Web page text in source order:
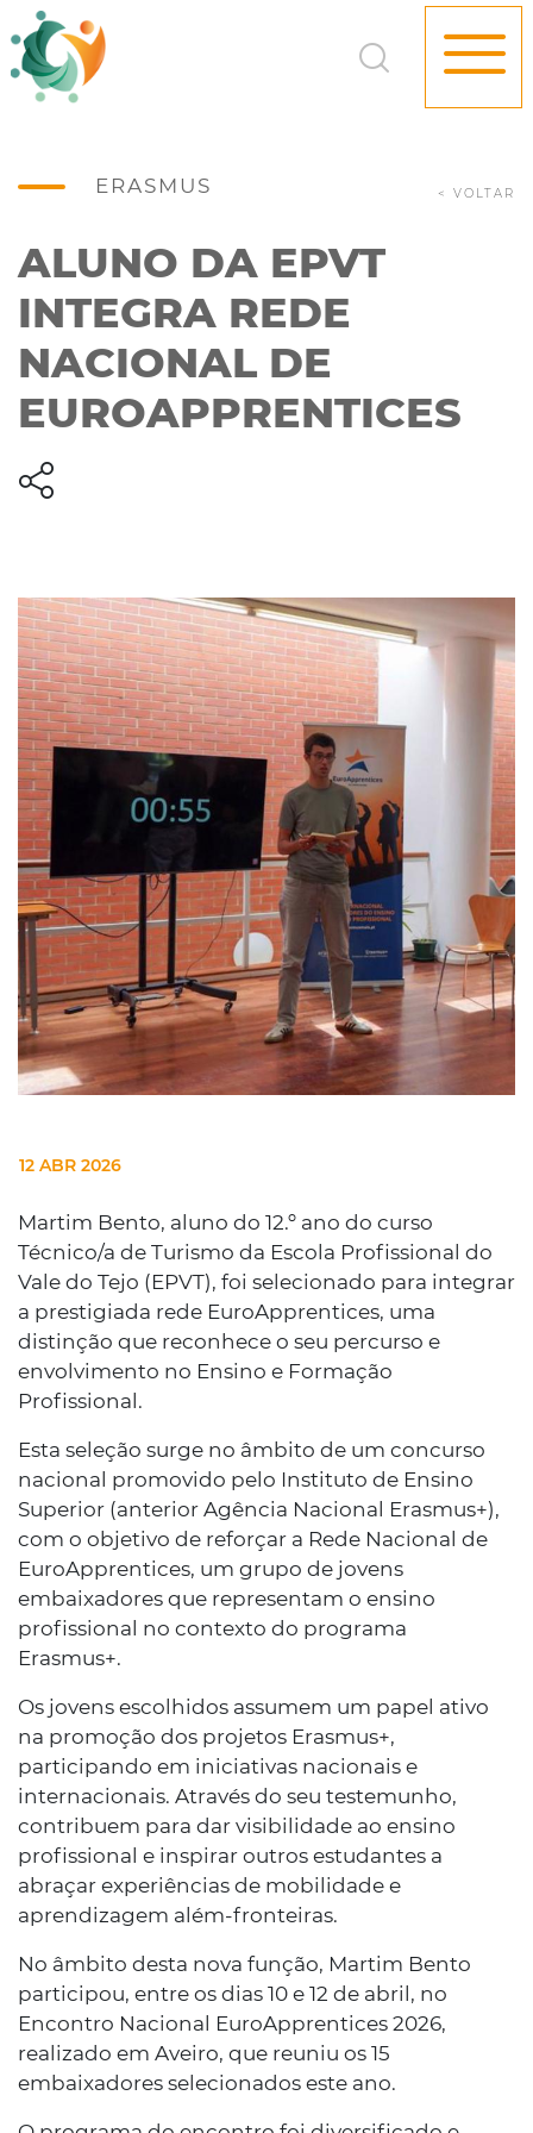
ERASMUS < VOLTAR
ALUNO DA EPVT
INTEGRA REDE
NACIONAL DE
EUROAPPRENTICES
12 ABR 2026
Martim Bento, aluno do 12.º ano do curso
Técnico/a de Turismo da Escola Profissional do
Vale do Tejo (EPVT), foi selecionado para integrar
a prestigiada rede EuroApprentices, uma
distinção que reconhece o seu percurso e
envolvimento no Ensino e Formação
Profissional.
Esta seleção surge no âmbito de um concurso
nacional promovido pelo Instituto de Ensino
Superior (anterior Agência Nacional Erasmus+),
com o objetivo de reforçar a Rede Nacional de
EuroApprentices, um grupo de jovens
embaixadores que representam o ensino
profissional no contexto do programa
Erasmus+.
Os jovens escolhidos assumem um papel ativo
na promoção dos projetos Erasmus+,
participando em iniciativas nacionais e
internacionais. Através do seu testemunho,
contribuem para dar visibilidade ao ensino
profissional e inspirar outros estudantes a
abraçar experiências de mobilidade e
aprendizagem além-fronteiras.
No âmbito desta nova função, Martim Bento
participou, entre os dias 10 e 12 de abril, no
Encontro Nacional EuroApprentices 2026,
realizado em Aveiro, que reuniu os 15
embaixadores selecionados este ano.